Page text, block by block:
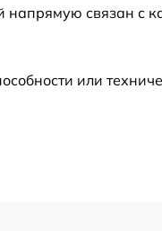
от 60 мин
связан с
или